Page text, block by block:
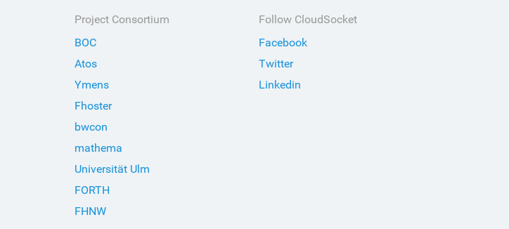
Project Consortium
BOC
Atos
Ymens
Fhoster
bwcon
mathema
Universität Ulm
FORTH
FHNW
Follow CloudSocket
Facebook
Twitter
Linkedin